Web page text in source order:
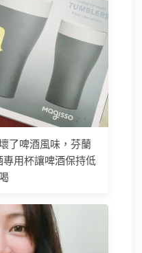
了啤酒風味，芬蘭
用杯讓啤酒保持低